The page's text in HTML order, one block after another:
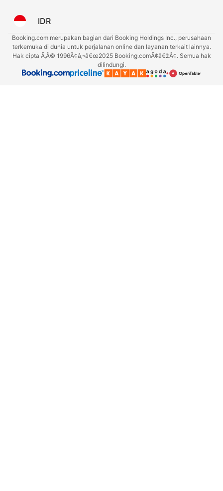
IDR
Booking.com merupakan bagian dari Booking Holdings Inc., perusahaan
terkemuka di dunia untuk perjalanan online dan layanan terkait lainnya.
Hak cipta Ã‚Â© 1996Ã¢â‚¬â€œ2025 Booking.comÃ¢â€žÂ¢. Semua hak
dilindungi.